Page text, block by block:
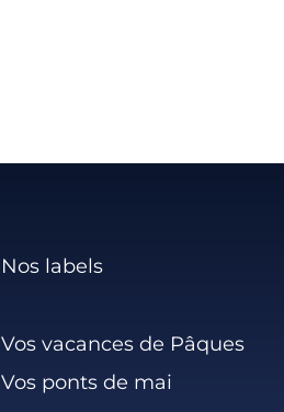
Nos labels
Vos vacances de Pâques
Vos ponts de mai